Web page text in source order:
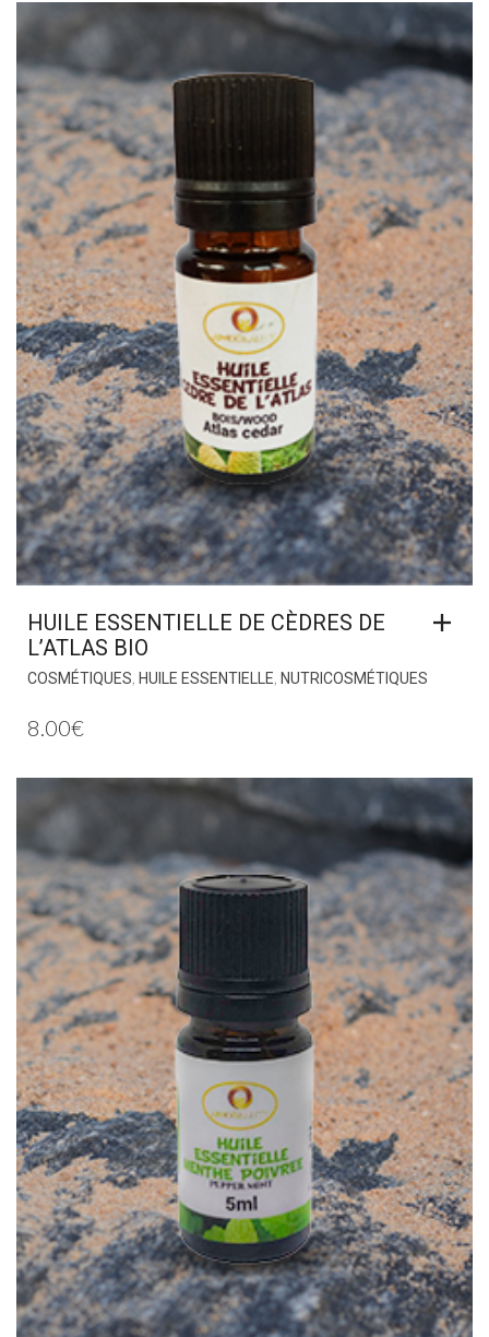
HUILE ESSENTIELLE DE CÈDRES DE
L’ATLAS BIO
COSMÉTIQUES HUILE ESSENTIELLE NUTRICOSMÉTIQUES
8.00€